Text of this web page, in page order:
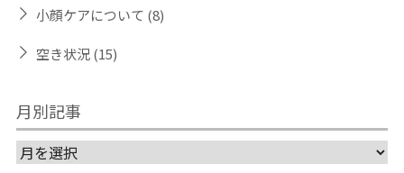
小顔ケアについて (8)
空き状況(15)
月別記事